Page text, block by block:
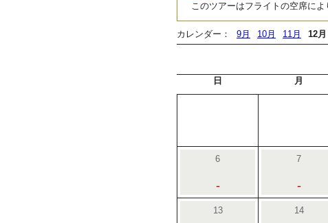
このツアーはフライトの空席に
カレンダー： 9月 10月 11月 12月
日 月
6
-
7
-
13 14